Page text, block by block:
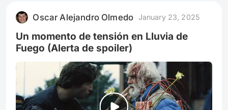
de aquellas tardes, y otro por un film de culto,
puntapié de una franquicia, también por aquél
entonces. Me estoy refiriendo en el primer c
Oscar Alejandro Olmedo January 23, 2025
Un momento de tensión en Lluvia de
Fuego (Alerta de spoiler)